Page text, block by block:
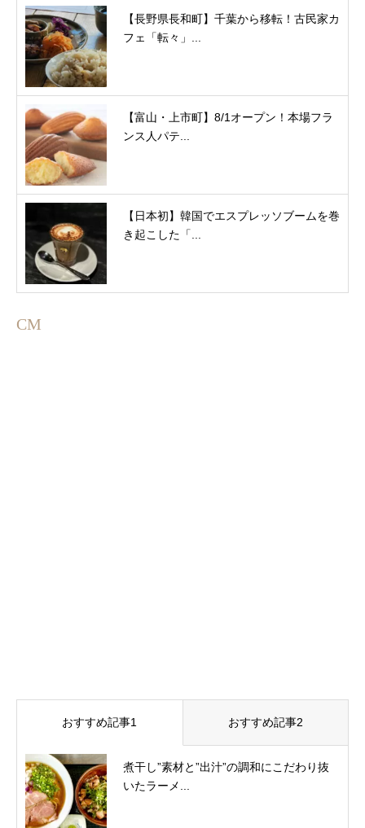
【長野県長和町】千葉から移転！古民家カ
フェ「転々」...
【富山・上市町】8/1オープン！本場フラ
ンス人パテ...
【日本初】韓国でエスプレッソブームを巻
き起こした「...
CM
おすすめ記事1 おすすめ記事2
煮干し”素材と”出汁”の調和にこだわり抜
いたラーメ...